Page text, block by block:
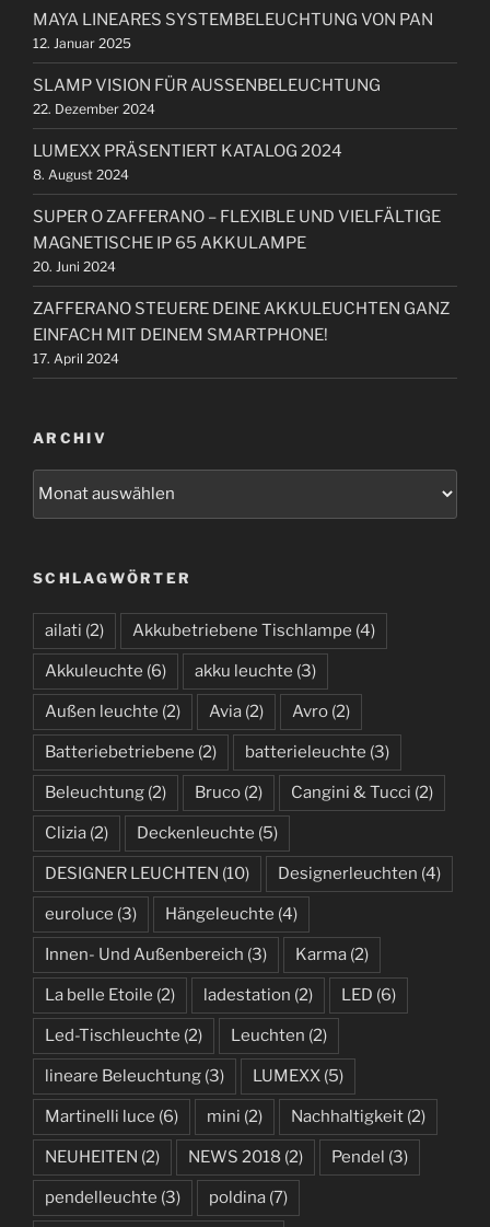
g
a
t
i
o
n
r
a
g
n
a
c
h
:
MAYA LINEARES SYSTEMBELEUCHTUNG VON PAN
12. Januar 2025
SLAMP VISION FÜR AUSSENBELEUCHTUNG
22. Dezember 2024
LUMEXX PRÄSENTIERT KATALOG 2024
8. August 2024
SUPER O ZAFFERANO – FLEXIBLE UND VIELFÄLTIGE
MAGNETISCHE IP 65 AKKULAMPE
20. Juni 2024
ZAFFERANO STEUERE DEINE AKKULEUCHTEN GANZ
EINFACH MIT DEINEM SMARTPHONE!
17. April 2024
ARCHIV
i
v
SCHLAGWÖRTER
ailati (2) Akkubetriebene Tischlampe (4)
Akkuleuchte (6) akku leuchte (3)
Außen leuchte (2) Avia (2) Avro (2)
Batteriebetriebene (2) batterieleuchte (3)
Beleuchtung (2) Bruco (2) Cangini & Tucci (2)
Clizia (2) Deckenleuchte (5)
DESIGNER LEUCHTEN (10) Designerleuchten (4)
euroluce (3) Hängeleuchte (4)
Innen- Und Außenbereich (3) Karma (2)
La belle Etoile (2) ladestation (2) LED (6)
Led-Tischleuchte (2) Leuchten (2)
lineare Beleuchtung (3) LUMEXX (5)
Martinelli luce (6) mini (2) Nachhaltigkeit (2)
NEUHEITEN (2) NEWS 2018 (2) Pendel (3)
pendelleuchte (3) poldina (7)